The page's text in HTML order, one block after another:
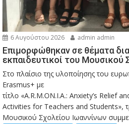
6 Αυγούστου 2026 admin admin
Eπιμορφώθηκαν σε θέματα
εκπαιδευτικοί του Μουσικού
Στο πλαίσιο της υλοποίησης του
Erasmus+ με
τίτλο «A.R.M.ON.I.A.: Anxiety’s Relief
Activities for Teachers and Students»,
Μουσικού Σχολείου Ιωαννίνων